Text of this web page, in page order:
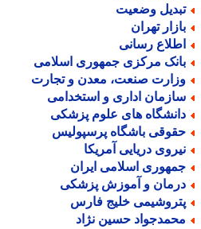
وضعیت
تهران
رسانی
مرکزی جمهوری اسلامی
صنعت، معدن و تجارت
اداری و استخدامی
های علوم پزشکی
باشگاه پرسپولیس
دریایی آمریکا
اسلامی ایران
و آموزش پزشکی
خلیج فارس
حسین نژاد